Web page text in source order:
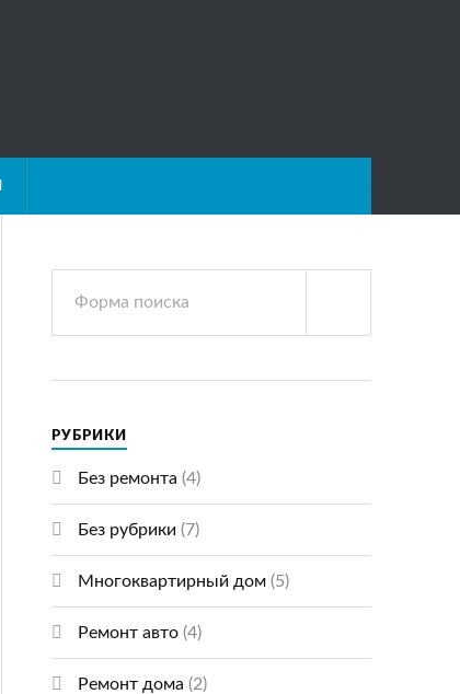
РУБРИКИ
Без ремонта (4)
Без рубрики (7)
Многоквартирный дом(5)
Ремонт авто(4)
Ремонт дома (2)